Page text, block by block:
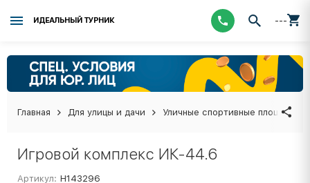
ИДЕАЛЬНЫЙ ТУРНИК ---
Главная Для улицы и дачи Уличные спортивные площадки
Игровой комплекс ИК-44.6
Артикул: Н143296